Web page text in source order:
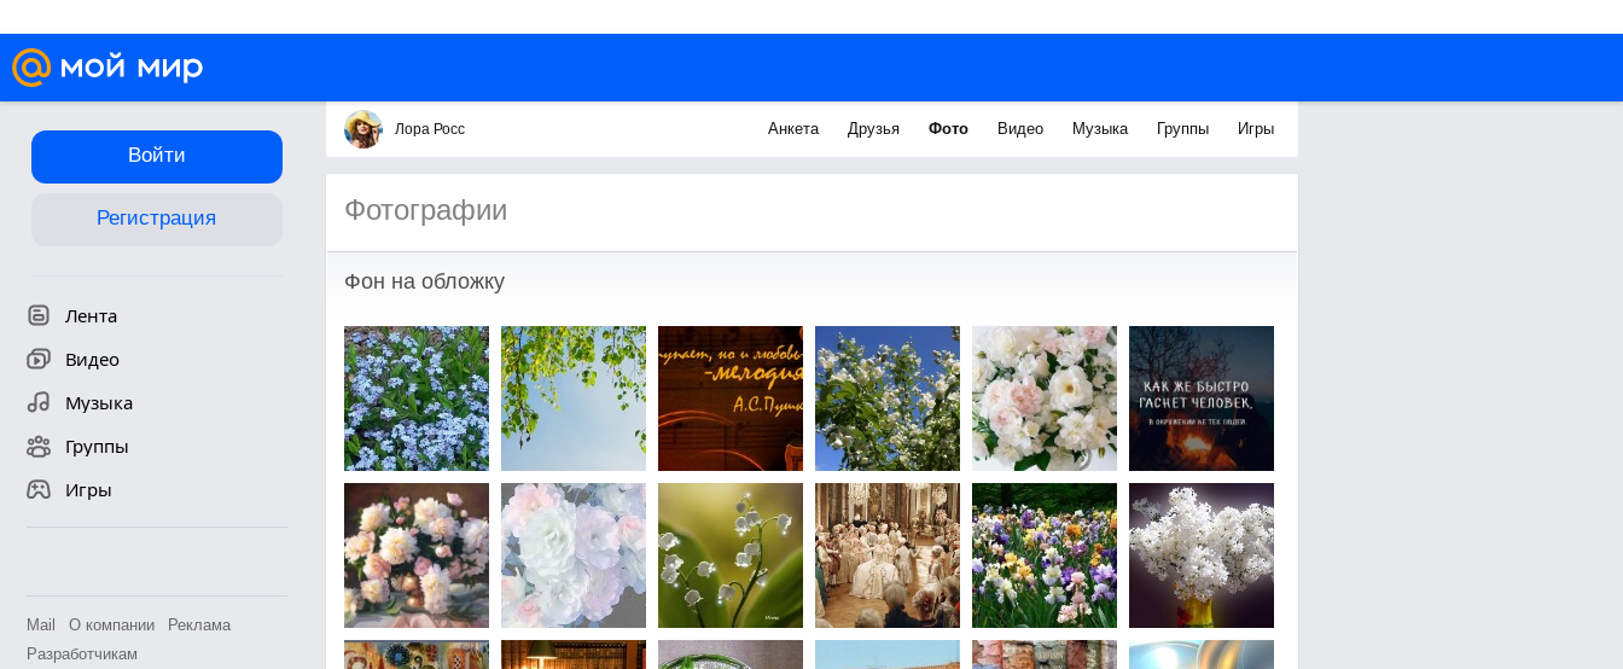
Войти
Регистрация
Лента
Видео
Музыка
Группы
Игры
Mail О компании
Реклама
Разработчикам
Лора Росс Анкета Друзья Фото Видео Музыка Группы Игры
Фотографии
Фон на обложку